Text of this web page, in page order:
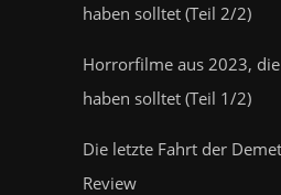
haben solltet (Teil 2/2)
Horrorfilme aus 2023,
haben solltet (Teil 1/2)
Die letzte Fahrt der
Review